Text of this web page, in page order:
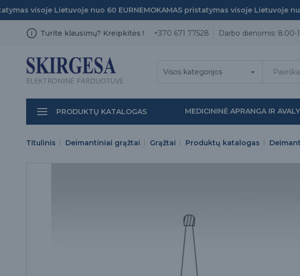
visoje Lietuvoje nuo 60 EURNEMOKAMAS pristatymas visoje Lietuvoje nuo
Turite klausimų? Kreipkitės ! +370 671 77528 Darbo dienomis: 8:00-
ELEKTRONINĖ PARDUOTUVĖ
Visos kategorijos
PRODUKTŲ KATALOGAS MEDICININĖ APRANGA IR
Titulinis Deimantiniai grąžtai Grąžtai Produktų katalogas